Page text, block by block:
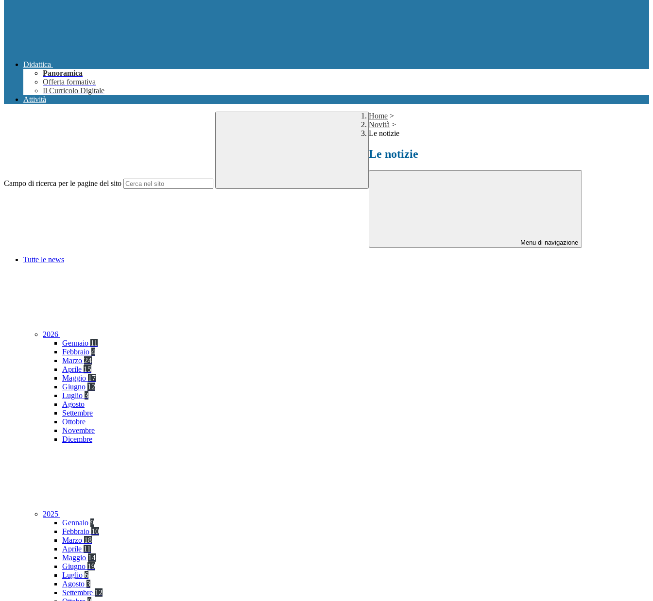
Didattica
Panoramica
Offerta formativa
Il Curricolo Digitale
Attività
Campo di ricerca per le pagine del sito
Home >
Novità >
Le notizie
Le notizie
Menu di navigazione
Tutte le news
2026
Gennaio 11
Febbraio 4
Marzo 24
Aprile 15
Maggio 17
Giugno 12
Luglio 3
Agosto
Settembre
Ottobre
Novembre
Dicembre
2025
Gennaio 9
Febbraio 10
Marzo 18
Aprile 11
Maggio 14
Giugno 19
Luglio 6
Agosto 3
Settembre 12